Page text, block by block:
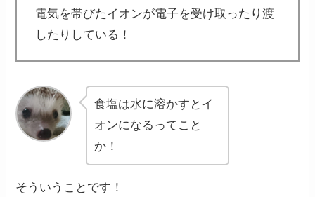
電気を帯びたイオンが電子を受け取ったり渡
したりしている！
食塩は水に溶かすとイ
オンになるってこと
か！
そういうことです！